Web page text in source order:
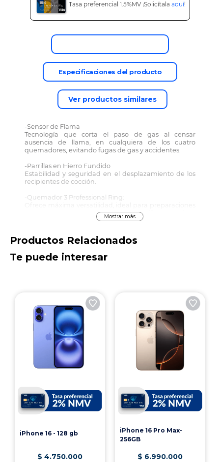
Tasa preferencial 1.5%MV ¡Solicítala aquí!
Especificaciones del producto
Ver productos similares
-Sensor de Flama
Tecnología que corta el paso de gas al censar
ausencia de llama, en cualquiera de los cuatro
quemadores, evitando fugas de gas y accidentes.
-Parrillas en Hierro Fundido
Estabilidad y seguridad en el desplazamiento de los
recipientes de cocción.
-Quemador 3 Professional Ring:
de gran tamaño cocción rápida y uniforme. Chispa
progresiva para un encendido rápido y seguro.
-Tecnología Smartcook
Nuestra línea de cocción cuentan con la mejor
tecnología, que te acompaña en cada momento.
Desde que empiezas a preparar tus alimentos, hasta
menos tiempo y con menos esfuerzo. Parrillas de
hierro fundido con diseño innovador de máxima
resistencia.
-Encendido Electrónico Integrado en las Perillas
Las perillas en acero tienen encendido electrónico y
válvula de seguridad incorporada, pensando siempre
en tu comodidad y seguridad.
Mostrar más
Productos Relacionados
Te puede interesar
iPhone 16 - 128 gb
$ 4.750.000
iPhone 16 Pro Max-
256GB
$ 6.990.000